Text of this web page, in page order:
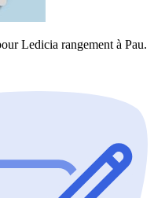
Ledicia rangement à Pau.